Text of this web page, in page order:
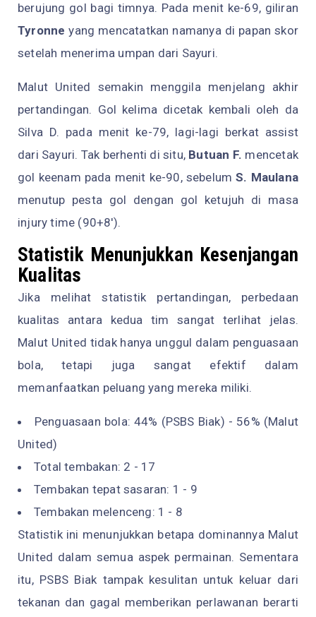
berujung gol bagi timnya. Pada menit ke-69, giliran
Tyronne yang mencatatkan namanya di papan skor
setelah menerima umpan dari Sayuri.
Malut United semakin menggila menjelang akhir
pertandingan. Gol kelima dicetak kembali oleh da
Silva D. pada menit ke-79, lagi-lagi berkat assist
dari Sayuri. Tak berhenti di situ, Butuan F. mencetak
gol keenam pada menit ke-90, sebelumS. Maulana
menutup pesta gol dengan gol ketujuh di masa
injury time (90+8').
Statistik Menunjukkan Kesenjangan
Kualitas
Jika melihat statistik pertandingan, perbedaan
kualitas antara kedua tim sangat terlihat jelas.
Malut United tidak hanya unggul dalam penguasaan
bola, tetapi juga sangat efektif dalam
memanfaatkan peluang yang mereka miliki.
Penguasaan bola: 44% (PSBS Biak) - 56% (Malut
United)
Total tembakan: 2 - 17
Tembakan tepat sasaran: 1 - 9
Tembakan melenceng: 1 - 8
Statistik ini menunjukkan betapa dominannya Malut
United dalam semua aspek permainan. Sementara
itu, PSBS Biak tampak kesulitan untuk keluar dari
tekanan dan gagal memberikan perlawanan berarti